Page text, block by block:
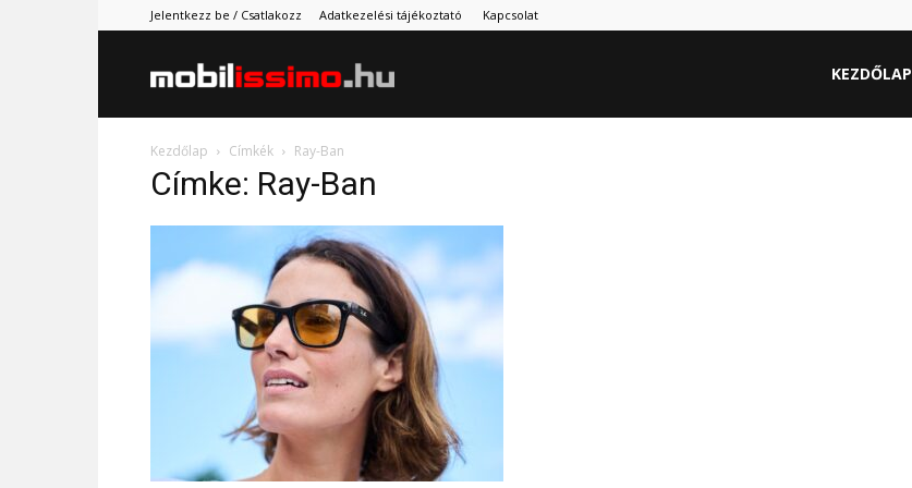
Jelentkezz be / Csatlakozz Adatkezelési tájékoztató Kapcsolat
Mobilissimo.hu KEZDŐLAP
Kezdőlap Címkék Ray-Ban
Címke: Ray-Ban